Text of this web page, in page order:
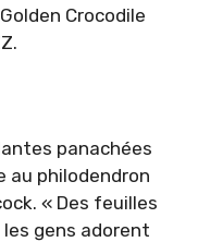
Crocodile
panachées
au philodendron
« Des feuilles
gens adorent